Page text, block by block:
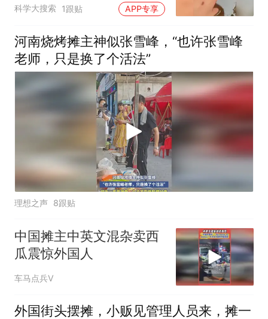
科学大搜索 1跟贴 APP专享
河南烧烤摊主神似张雪峰，“也许张雪峰
老师，只是换了个活法”
理想之声 8跟贴
中国摊主中英文混杂卖西
瓜震惊外国人
车马点兵V
外国街头摆摊，小贩见管理人员来，摊一